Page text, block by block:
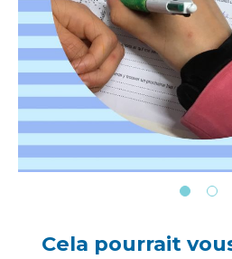
Cela pourrait